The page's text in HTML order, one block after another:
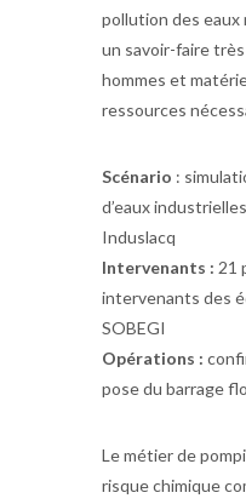
pollution des eaux
un savoir-faire
hommes et
ressources
Scénario :
d’eaux
Induslacq
Intervenants : 21
intervenants des
SOBEGI
Opérations :
pose du barrage
Le métier de
risque chimique